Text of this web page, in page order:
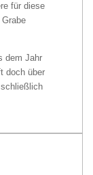
für diese
dem Jahr
doch über